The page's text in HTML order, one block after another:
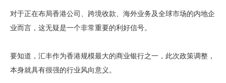
对于正在布局香港公司、跨境收款、海外业务及全球市场的内地企
业而言，这无疑是一个非常重要的利好信号。
要知道，汇丰作为香港规模最大的商业银行之一，此次政策调整，
本身就具有很强的行业风向意义。